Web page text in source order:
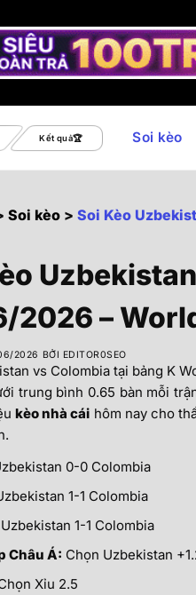
Kết quả Soi kèo
Soi kèo > Soi Kèo
2026 –
2026 BỞI EDITOR0SEO
vs Colombia tại bảng K
trung bình 0.65 bàn mỗi
kèo nhà cái hôm nay cho
0-0 Colombia
1-1 Colombia
Uzbekistan 1-1 Colombia
Châu Á: Chọn Uzbekistan
Xỉu 2.5